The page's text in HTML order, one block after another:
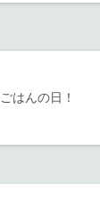
はんの日！